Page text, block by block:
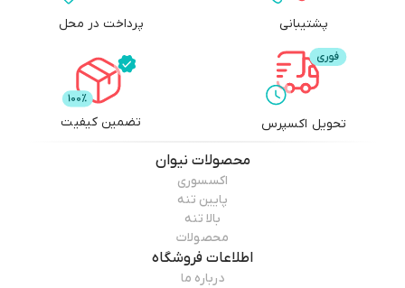
پشتیبانی پرداخت در محل
تحویل اکسپرس تضمین کیفیت
محصولات نیوان
اکسسوری
پایین تنه
بالا تنه
محصولات
اطلاعات فروشگاه
درباره ما